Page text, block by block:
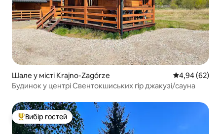
Шале у місті Krajno-Zagórze Середня
4,94 (62)
Будинок у центрі Свентокшиських гір джакузі/сауна
Топ вибір гостей
Вибір гостей